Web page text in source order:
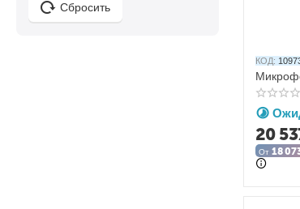
КОД:
20
От 18
Сбросить